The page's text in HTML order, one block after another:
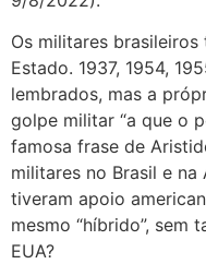
Os militares
Estado. 1937, 1954,
lembrados, mas a
golpe militar “a que o
famosa frase de
militares no Brasil e na
tiveram apoio
mesmo “híbrido”, sem
EUA?